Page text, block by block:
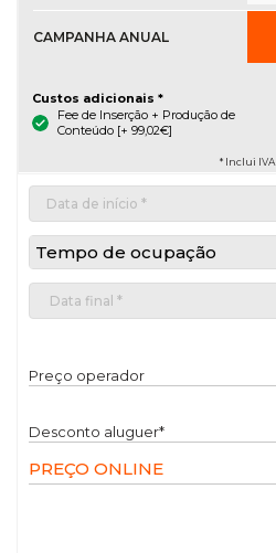
CAMPANHA ANUAL
Custos adicionais *
Fee de Inserção + Produção de
Conteúdo [+ 99,02€]
* Inclui IVA
Tempo de ocupação
Preço operador
Desconto aluguer*
PREÇO ONLINE